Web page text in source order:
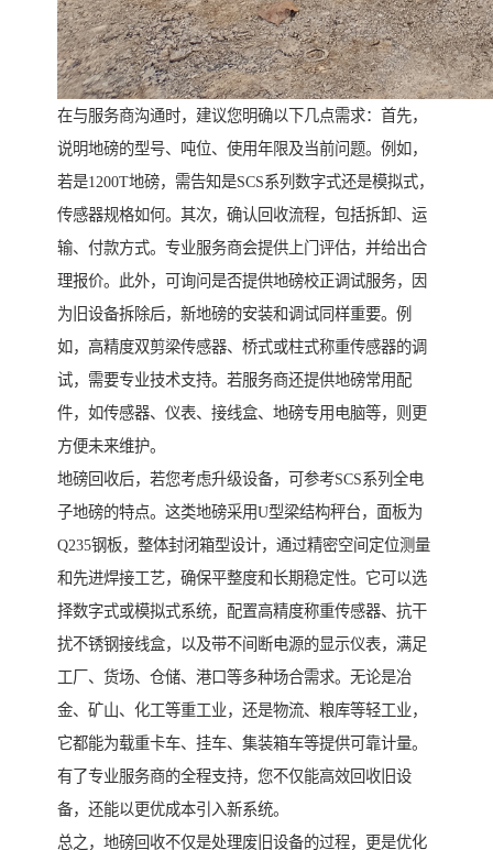
在与服务商沟通时，建议您明确以下几点需求：首先，
说明地磅的型号、吨位、使用年限及当前问题。例如，
若是1200T地磅，需告知是SCS系列数字式还是模拟式，
传感器规格如何。其次，确认回收流程，包括拆卸、运
输、付款方式。专业服务商会提供上门评估，并给出合
理报价。此外，可询问是否提供地磅校正调试服务，因
为旧设备拆除后，新地磅的安装和调试同样重要。例
如，高精度双剪梁传感器、桥式或柱式称重传感器的调
试，需要专业技术支持。若服务商还提供地磅常用配
件，如传感器、仪表、接线盒、地磅专用电脑等，则更
方便未来维护。
地磅回收后，若您考虑升级设备，可参考SCS系列全电
子地磅的特点。这类地磅采用U型梁结构秤台，面板为
Q235钢板，整体封闭箱型设计，通过精密空间定位测量
和先进焊接工艺，确保平整度和长期稳定性。它可以选
择数字式或模拟式系统，配置高精度称重传感器、抗干
扰不锈钢接线盒，以及带不间断电源的显示仪表，满足
工厂、货场、仓储、港口等多种场合需求。无论是冶
金、矿山、化工等重工业，还是物流、粮库等轻工业，
它都能为载重卡车、挂车、集装箱车等提供可靠计量。
有了专业服务商的全程支持，您不仅能高效回收旧设
备，还能以更优成本引入新系统。
总之，地磅回收不仅是处理废旧设备的过程，更是优化